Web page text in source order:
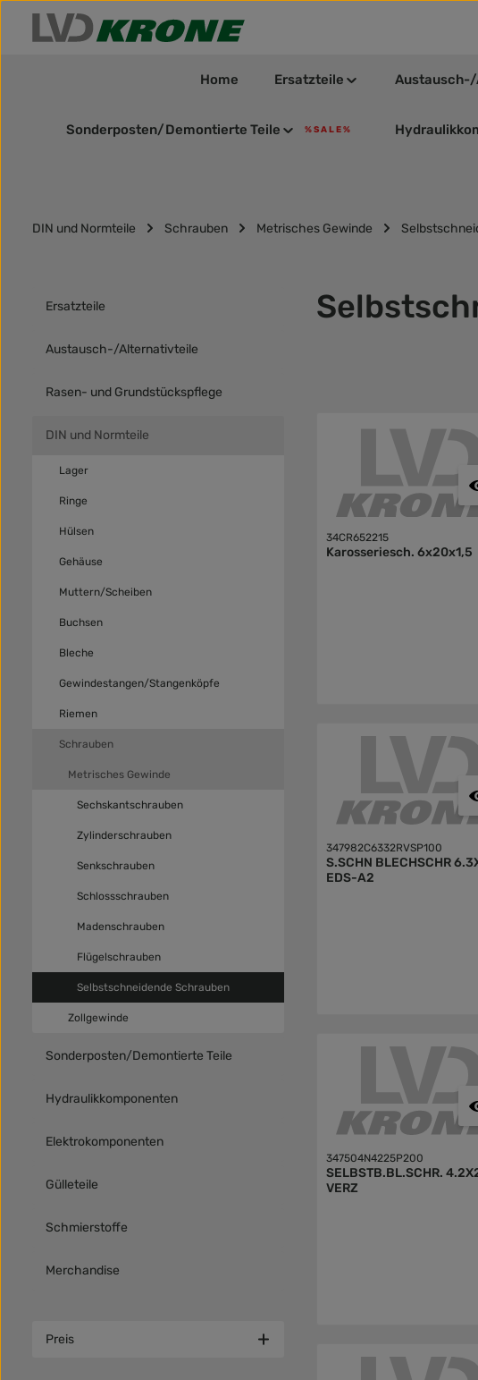
Hauptinhalt springen
Zur Suche springen
Zur Hauptnavigation springen
Home Ersatzteile
Sonderposten/Demontierte Teile % S A L E %
DIN und Normteile Schrauben Metrisches Gewinde
Ersatzteile
Austausch-/Alternativteile
Rasen- und Grundstückspflege
DIN und Normteile
Lager
Ringe
Hülsen
Gehäuse
Muttern/Scheiben
Buchsen
Bleche
Gewindestangen/Stangenköpfe
Riemen
Schrauben
Metrisches Gewinde
Sechskantschrauben
Zylinderschrauben
Senkschrauben
Schlossschrauben
Madenschrauben
Flügelschrauben
Selbstschneidende Schrauben
Zollgewinde
Sonderposten/Demontierte Teile
Hydraulikkomponenten
Elektrokomponenten
Gülleteile
Schmierstoffe
Merchandise
Preis
34CR652215
Karosseriesch. 6x20x1,5
347982C6332RVSP100
S.SCHN BLECHSCHR
EDS-A2
347504N4225P200
SELBSTB.BL.SCHR.
VERZ